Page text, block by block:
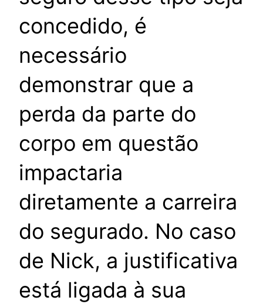
concedido, é
necessário
demonstrar que a
perda da parte do
corpo em questão
impactaria
diretamente a carreira
do segurado. No caso
de Nick, a justificativa
está ligada à sua